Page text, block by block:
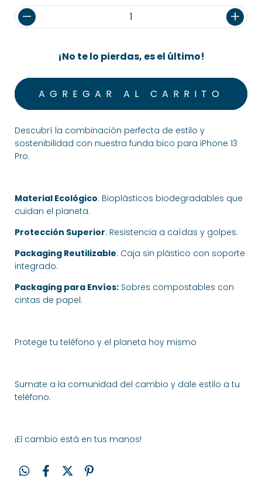
¡No te lo pierdas, es el último!
Descubrí la combinación perfecta de estilo y
sostenibilidad con nuestra funda bico para iPhone 13
Pro.
Material Ecológico: Bioplásticos biodegradables que
cuidan el planeta.
Protección Superior: Resistencia a caídas y golpes.
Packaging Reutilizable: Caja sin plástico con soporte
integrado.
Packaging para Envíos: Sobres compostables con
cintas de papel.
Protege tu teléfono y el planeta hoy mismo
Sumate a la comunidad del cambio y dale estilo a tu
teléfono.
¡El cambio está en tus manos!